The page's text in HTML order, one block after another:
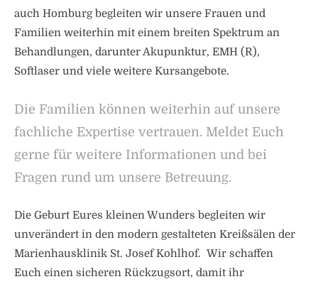
auch Homburg begleiten wir unsere Frauen und
Familien weiterhin mit einem breiten Spektrum an
Behandlungen, darunter Akupunktur, EMH (R),
Softlaser und viele weitere Kursangebote.
Die Familien können weiterhin auf unsere
fachliche Expertise vertrauen. Meldet Euch
gerne für weitere Informationen und bei
Fragen rund um unsere Betreuung.
Die Geburt Eures kleinen Wunders begleiten wir
unverändert in den modern gestalteten Kreißsälen der
Marienhausklinik St. Josef Kohlhof. Wir schaffen
Euch einen sicheren Rückzugsort, damit ihr